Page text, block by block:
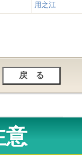
用之江
意